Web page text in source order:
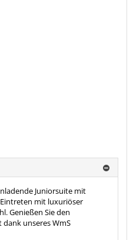
Juniorsuite mit
mit luxuriöser
Genießen Sie den
unseres WmS